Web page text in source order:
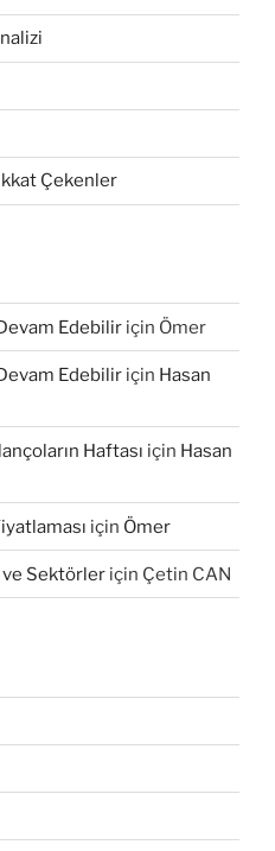
Çekenler
Edebilir için Ömer
Edebilir için Hasan
Haftası için Hasan
için Ömer
ve Sektörler için Çetin CAN